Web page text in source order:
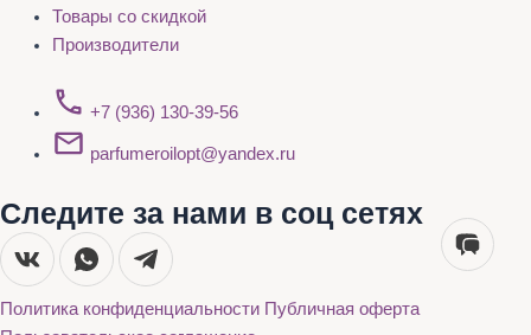
Товары со скидкой
Производители
+7 (936) 130-39-56
parfumeroilopt@yandex.ru
Следите за нами в соц сетях
Политика конфиденциальности Публичная оферта